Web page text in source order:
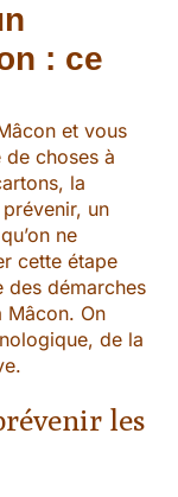
: ce
et vous
de choses à
la
un
ne
cette étape
des démarches
Mâcon. On
de la
les